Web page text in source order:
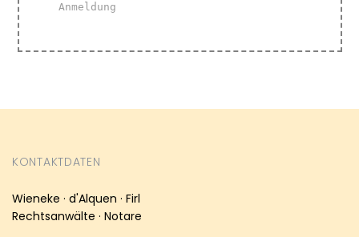
Anmeldung
KONTAKTDATEN
Wieneke · d'Alquen · Firl
Rechtsanwälte · Notare